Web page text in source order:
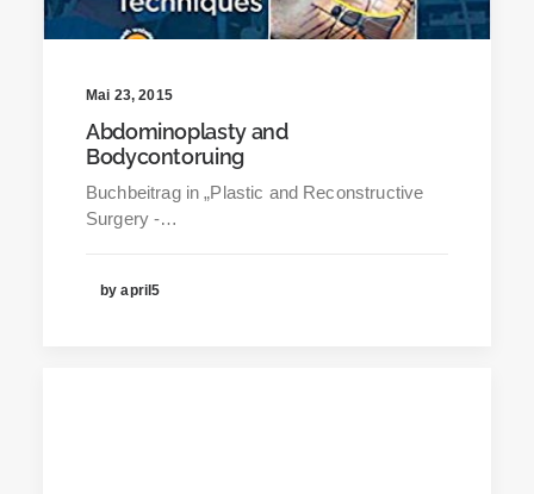
Mai 23, 2015
Abdominoplasty and
Bodycontoruing
Buchbeitrag in „Plastic and Reconstructive
Surgery -…
by april5